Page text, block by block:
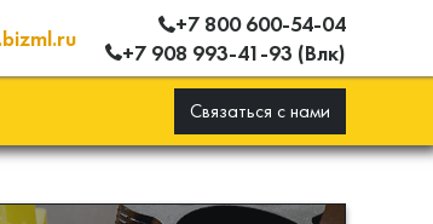
+7 800 600-54-04
+7 908 993-41-93 (Влк)
Связаться с нами